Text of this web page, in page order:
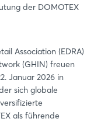
der DOMOTEX
Association (EDRA)
(GHIN) freuen
Januar 2026 in
sich globale
als führende